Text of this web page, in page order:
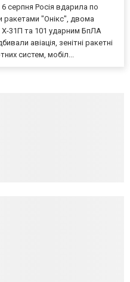
серпня Росія вдарила по
ракетами "Онікс", двома
Х-31П та 101 ударним БпЛА
авіація, зенітні ракетні
систем, мобіл...